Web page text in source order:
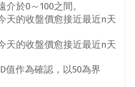
介於0～ 100之間。
天的收盤價愈接近最近n天
天的收盤價愈接近最近n天
D值作為確認，以50為界